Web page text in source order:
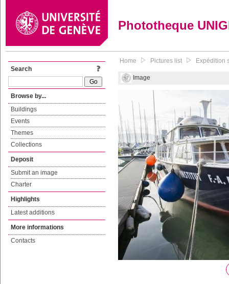
Phototheque
Search
Browse by...
Buildings
Events
Themes
Collections
Deposit
Submit an image
Charter
Highlights
Latest additions
More informations
Contacts
Home Pictures list Expédition
Image